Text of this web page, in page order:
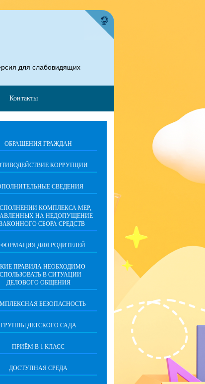
ОБРАЩЕНИЯ ГРАЖДАН
КОРРУПЦИИ
СВЕДЕНИЯ
КОМПЛЕКСА МЕР,
НА НЕДОПУЩЕНИЕ
СБОРА СРЕДСТВ
ДЛЯ РОДИТЕЛЕЙ
ПРАВИЛА НЕОБХОДИМО
В СИТУАЦИИ
ДЕЛОВОГО ОБЩЕНИЯ
БЕЗОПАСНОСТЬ
ГРУППЫ ДЕТСКОГО САДА
ПРИЁМ В 1 КЛАСС
ДОСТУПНАЯ СРЕДА
для слабовидящих
Контакты